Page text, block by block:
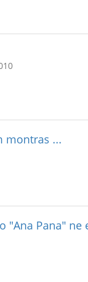
montras ...
"Ana Pana" ne